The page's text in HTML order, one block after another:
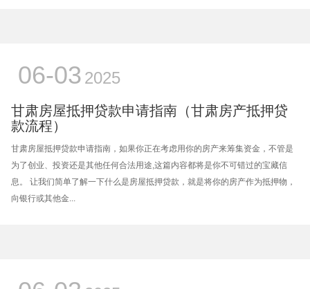
06-03 2025
甘肃房屋抵押贷款申请指南（甘肃房产抵押贷
款流程）
甘肃房屋抵押贷款申请指南，如果你正在考虑用你的房产来筹集资金，不管是
为了创业、投资还是其他任何合法用途,这篇内容都将是你不可错过的宝藏信
息。 让我们简单了解一下什么是房屋抵押贷款，就是将你的房产作为抵押物，
向银行或其他金...